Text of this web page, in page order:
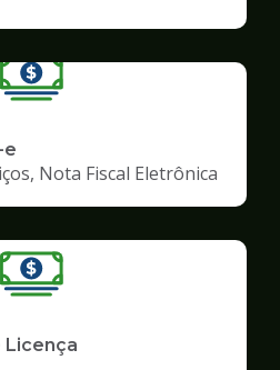
e
Nota Fiscal Eletrônica
Licença